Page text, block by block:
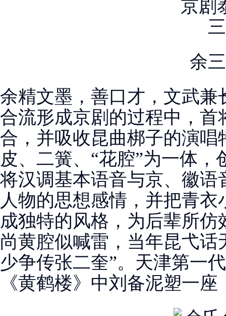
余
余精文墨，善口才，文武
合流形成京剧的过程中，
合，并吸收昆曲梆子的演
皮、二簧、“花腔”为一体
将汉调基本语音与京、徽
人物的思想感情，并把青
成独特的风格，为后辈所
尚黄腔似喊雷，当年昆弋
少争传张二奎”。天津第一
《黄鹤楼》中刘备泥塑一